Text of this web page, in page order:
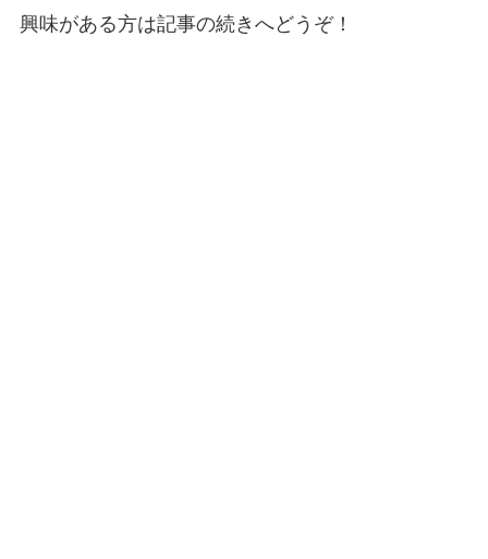
興味がある方は記事の続きへどうぞ！